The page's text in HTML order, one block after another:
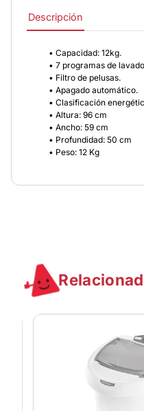
Descripción
• Capacidad: 12kg.
• 7 programas de
• Filtro de pelusas.
• Apagado automático.
• Clasificación
• Altura: 96 cm
• Ancho: 59 cm
• Profundidad: 50 cm
• Peso: 12 Kg